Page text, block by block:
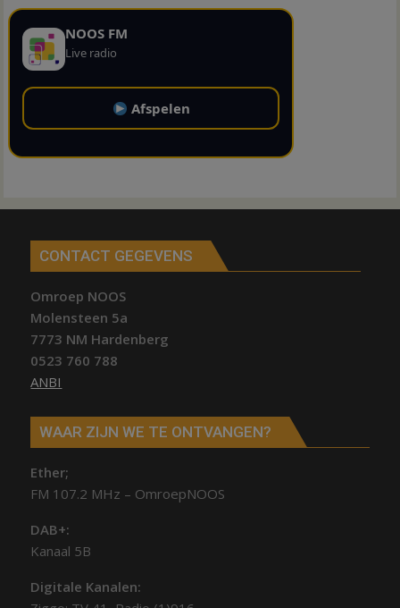
NOOS FM
Live radio
Afspelen
CONTACT GEGEVENS
Omroep NOOS
Molensteen 5a
7773 NM Hardenberg
0523 760 788
ANBI
WAAR ZIJN WE TE ONTVANGEN?
Ether;
FM 107.2 MHz – OmroepNOOS
DAB+:
Kanaal 5B
Digitale Kanalen: